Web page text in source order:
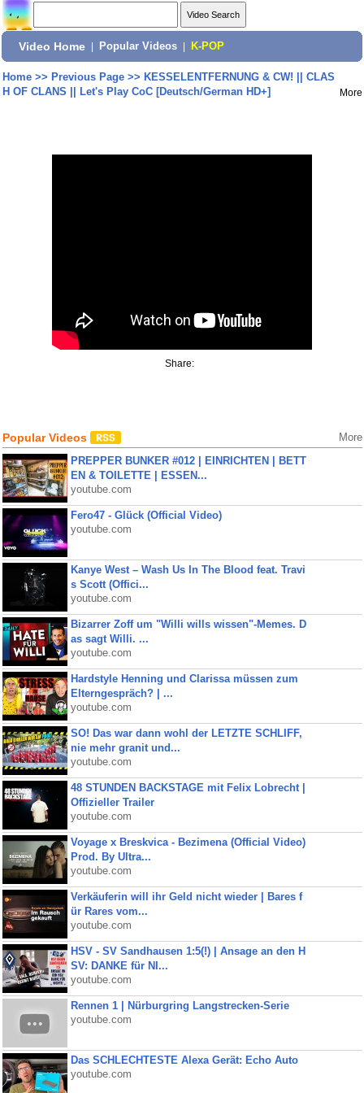
Video Home Popular Videos K-POP
Home>> Previous Page>> KESSELENTFERNUNG & CW! || CLAS
H OF CLANS || Let's Play CoC [Deutsch/German HD+]
More
Share:
Popular Videos More
PREPPER BUNKER #012 | EINRICHTEN | BETT
EN & TOILETTE | ESSEN...
youtube.com
Fero47 - Glück (Official Video)
youtube.com
Kanye West – Wash Us In The Blood feat. Travi
s Scott (Offici...
youtube.com
Bizarrer Zoff um "Willi wills wissen"-Memes. D
as sagt Willi. ...
youtube.com
Hardstyle Henning und Clarissa müssen zum
Elterngespräch? | ...
youtube.com
SO! Das war dann wohl der LETZTE SCHLIFF,
nie mehr granit und...
youtube.com
48 STUNDEN BACKSTAGE mit Felix Lobrecht |
Offizieller Trailer
youtube.com
Voyage x Breskvica - Bezimena (Official Video)
Prod. By Ultra...
youtube.com
Verkäuferin will ihr Geld nicht wieder | Bares f
ür Rares vom...
youtube.com
HSV - SV Sandhausen 1:5(!) | Ansage an den H
SV: DANKE für NI...
youtube.com
Rennen 1 | Nürburgring Langstrecken-Serie
youtube.com
Das SCHLECHTESTE Alexa Gerät: Echo Auto
youtube.com